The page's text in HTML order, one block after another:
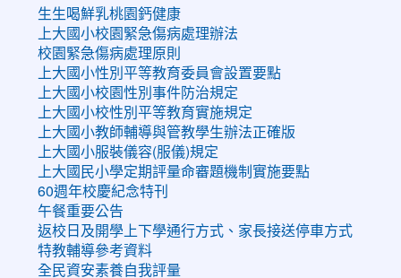
生生喝鮮乳桃園鈣健康
上大國小校園緊急傷病處理辦法
校園緊急傷病處理原則
上大國小性別平等教育委員會設置要點
上大國小校園性別事件防治規定
上大國小校性別平等教育實施規定
上大國小教師輔導與管教學生辦法正確版
上大國小服裝儀容(服儀)規定
上大國民小學定期評量命審題機制實施要點
60週年校慶紀念特刊
午餐重要公告
返校日及開學上下學通行方式、家長接送停車方式
特教輔導參考資料
全民資安素養自我評量